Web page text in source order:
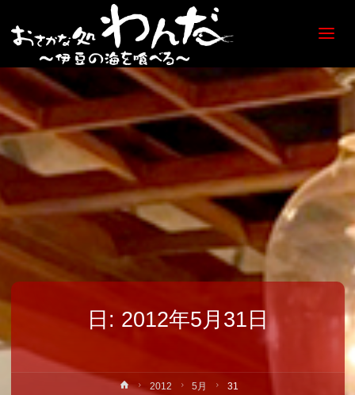
居酒
屋】
おさ
かな
処
わん
だ
日: 2012年5月31日
ホ
2012 5月 31